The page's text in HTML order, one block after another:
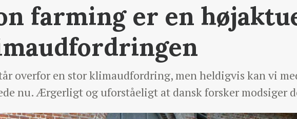
farming er en
overfor en stor klimaudfordring, men heldigvis kan vi
nu. Ærgerligt og uforståeligt at dansk forsker modsiger